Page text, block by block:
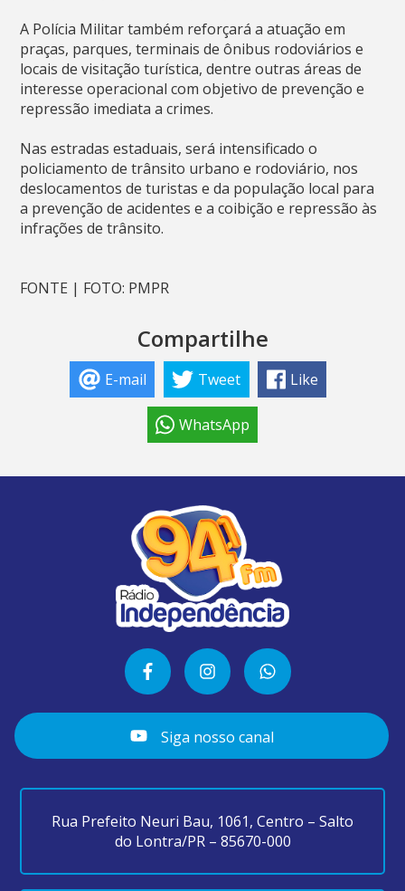
A Polícia Militar também reforçará a atuação em
praças, parques, terminais de ônibus rodoviários e
locais de visitação turística, dentre outras áreas de
interesse operacional com objetivo de prevenção e
repressão imediata a crimes.
Nas estradas estaduais, será intensificado o
policiamento de trânsito urbano e rodoviário, nos
deslocamentos de turistas e da população local para
a prevenção de acidentes e a coibição e repressão às
infrações de trânsito.
FONTE | FOTO: PMPR
Compartilhe
E-mail Tweet Like
WhatsApp
Siga nosso canal
Rua Prefeito Neuri Bau, 1061, Centro – Salto
do Lontra/PR – 85670-000